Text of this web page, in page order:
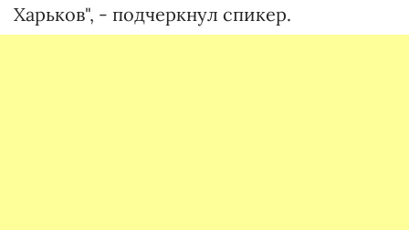
Харьков", - подчеркнул спикер.